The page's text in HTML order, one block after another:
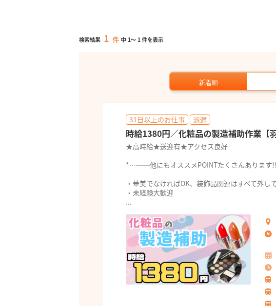
検索結果 1 件 中 1～ 1件を表示
新着順
31日以上のお仕事 派遣
時給1380円／化粧品の製造補助作業【羽
★高時給★送迎有★アクセス良好
*…──他にもオススメPOINTたくさんあ
・華美でなければOK、装飾品関連はすべて外し
・未経験大歓迎
...